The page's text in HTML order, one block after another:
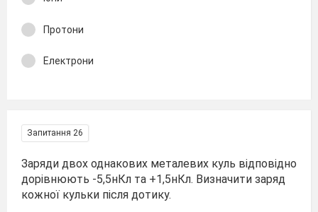
Протони
Електрони
Запитання 26
Заряди двох однакових металевих куль відповідно
дорівнюють -5,5нКл та +1,5нКл. Визначити заряд
кожної кульки після дотику.